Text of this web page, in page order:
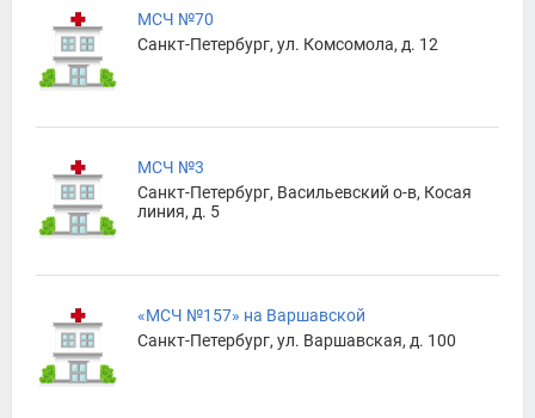
МСЧ №70
Санкт-Петербург, ул. Комсомола, д. 12
МСЧ №3
Санкт-Петербург, Васильевский о-в, Косая
линия, д. 5
«МСЧ №157» на Варшавской
Санкт-Петербург, ул. Варшавская, д. 100